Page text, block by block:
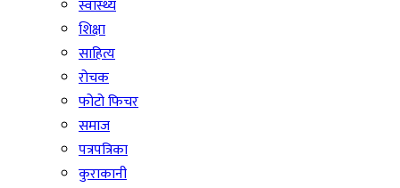
स्वास्थ्य
शिक्षा
साहित्य
रोचक
फोटो फिचर
समाज
पत्रपत्रिका
कुराकानी